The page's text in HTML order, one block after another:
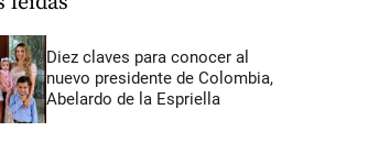
Diez claves para conocer al
nuevo presidente de Colombia,
Abelardo de la Espriella